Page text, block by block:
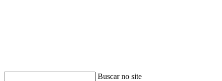
Buscar no site